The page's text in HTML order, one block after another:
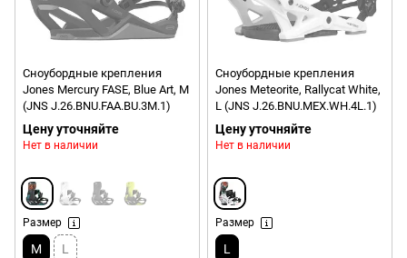
Сноубордные крепления
Jones Mercury FASE, Blue Art, M
(JNS J.26.BNU.FAA.BU.3M.1)
Цену уточняйте
Нет в наличии
Размер
M L
Сноубордные крепления
Jones Meteorite, Rallycat White,
L (JNS J.26.BNU.MEX.WH.4L.1)
Цену уточняйте
Нет в наличии
Размер
L